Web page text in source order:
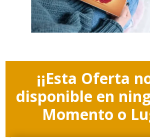
¡¡Esta Oferta
disponible en
Momento o